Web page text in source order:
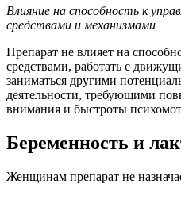
Влияние на способность к
средствами и механизмами
Препарат не влияет на
средствами, работать с
заниматься другими
деятельности, требующими
внимания и быстроты
Беременность и
Женщинам препарат не